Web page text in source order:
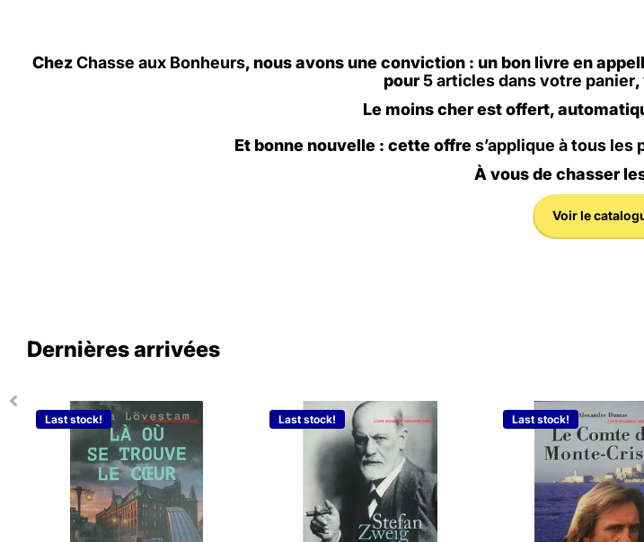
ChezChasse aux Bonheurs, nous avons une conviction : un bon livre en
pour5 articles dans votre panier,
Le moins cher est offert,
Et bonne nouvelle : cette offres’applique à tous les
À vous de chasser
Voir le
Dernières arrivées
Last stock! Last stock! Last stock!